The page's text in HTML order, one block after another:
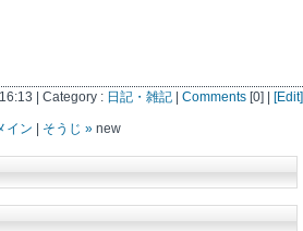
| Category : 日記・雑記 Comments [0] | [Edit]
イン そうじ » new